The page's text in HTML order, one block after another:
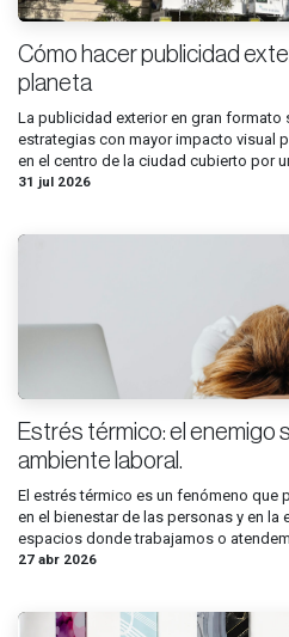
Cómo hacer publicidad
planeta
La publicidad exterior en gran formato
estrategias con mayor impacto visual
en el centro de la ciudad cubierto por
31 jul 2026
Estrés térmico: el enemigo
ambiente laboral.
El estrés térmico es un fenómeno que
en el bienestar de las personas y en la
espacios donde trabajamos o
27 abr 2026